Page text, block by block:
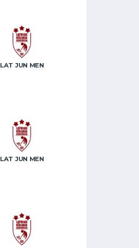
LAT JUN MEN
LAT JUN MEN